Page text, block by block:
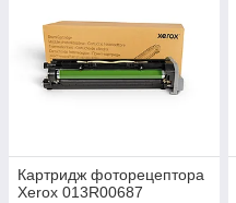
Картридж фоторецептора
Xerox 013R00687